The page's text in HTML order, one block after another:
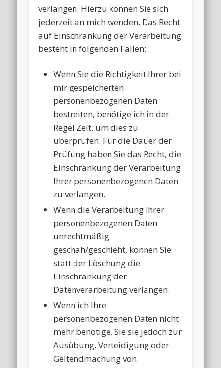
verlangen. Hierzu können Sie sich
jederzeit an mich wenden. Das Recht
auf Einschränkung der Verarbeitung
besteht in folgenden Fällen:
Wenn Sie die Richtigkeit Ihrer bei
mir gespeicherten
personenbezogenen Daten
bestreiten, benötige ich in der
Regel Zeit, um dies zu
überprüfen. Für die Dauer der
Prüfung haben Sie das Recht, die
Einschränkung der Verarbeitung
Ihrer personenbezogenen Daten
zu verlangen.
Wenn die Verarbeitung Ihrer
personenbezogenen Daten
unrechtmäßig
geschah/geschieht, können Sie
statt der Löschung die
Einschränkung der
Datenverarbeitung verlangen.
Wenn ich Ihre
personenbezogenen Daten nicht
mehr benötige, Sie sie jedoch zur
Ausübung, Verteidigung oder
Geltendmachung von